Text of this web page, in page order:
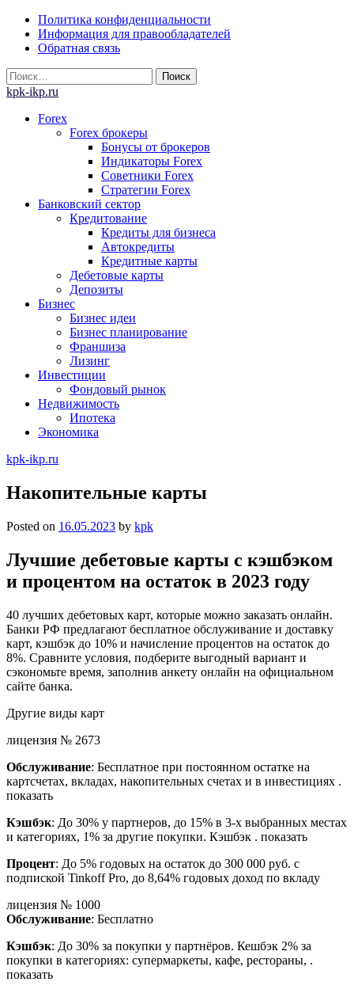
Skip
content
Политика конфиденциальности
Информация для правообладателей
Обратная связь
Найти:
kpk-ikp.ru
Forex
Forex брокеры
Бонусы от брокеров
Индикаторы Forex
Советники Forex
Стратегии Forex
Банковский сектор
Кредитование
Кредиты для бизнеса
Автокредиты
Кредитные карты
Дебетовые карты
Депозиты
Бизнес
Бизнес идеи
Бизнес планирование
Франшиза
Лизинг
Инвестиции
Фондовый рынок
Недвижимость
Ипотека
Экономика
kpk-ikp.ru
Накопительные карты
Posted on 16.05.2023 by kpk
Лучшие дебетовые карты с кэшбэком
и процентом на остаток в 2023 году
40 лучших дебетовых карт, которые можно заказать онлайн.
Банки РФ предлагают бесплатное обслуживание и доставку
карт, кэшбэк до 10% и начисление процентов на остаток до
8%. Сравните условия, подберите выгодный вариант и
сэкономьте время, заполнив анкету онлайн на официальном
сайте банка.
Другие виды карт
лицензия № 2673
Обслуживание: Бесплатное при постоянном остатке на
картсчетах, вкладах, накопительных счетах и в инвестициях .
показать
Кэшбэк: До 30% у партнеров, до 15% в 3-х выбранных местах
и категориях, 1% за другие покупки. Кэшбэк . показать
Процент: До 5% годовых на остаток до 300 000 руб. с
подпиской Tinkoff Pro, до 8,64% годовых доход по вкладу
лицензия № 1000
Обслуживание: Бесплатно
Кэшбэк: До 30% за покупки у партнёров. Кешбэк 2% за
покупки в категориях: супермаркеты, кафе, рестораны, .
показать